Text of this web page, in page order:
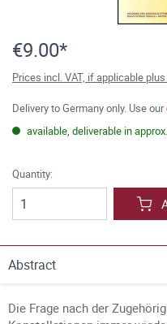
€9.00*
Prices incl. VAT, if applicable
Delivery to Germany only. Use our
available, deliverable in
Quantity:
Abstract
Die Frage nach der